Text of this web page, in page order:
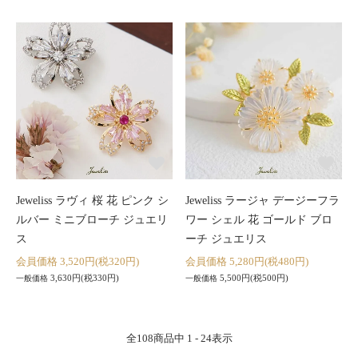
Jeweliss ラヴィ 桜 花 ピンク シ
ルバー ミニブローチ ジュエリ
ス
会員価格 3,520円(税320円)
一般価格 3,630円(税330円)
Jeweliss ラージャ デージーフラ
ワー シェル 花 ゴールド ブロ
ーチ ジュエリス
会員価格 5,280円(税480円)
一般価格 5,500円(税500円)
全108商品中 1 - 24表示